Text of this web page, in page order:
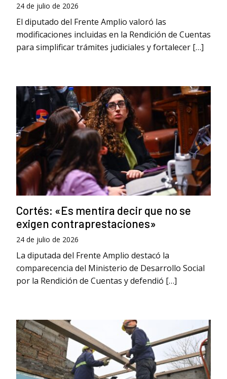
24 de julio de 2026
El diputado del Frente Amplio valoró las
modificaciones incluidas en la Rendición de Cuentas
para simplificar trámites judiciales y fortalecer […]
Cortés: «Es mentira decir que no se
exigen contraprestaciones»
24 de julio de 2026
La diputada del Frente Amplio destacó la
comparecencia del Ministerio de Desarrollo Social
por la Rendición de Cuentas y defendió […]